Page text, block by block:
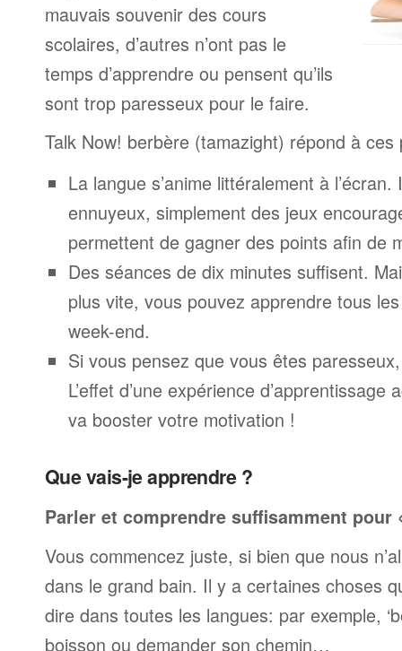
mauvais souvenir des cours
scolaires, d’autres n’ont pas le
temps d’apprendre ou pensent qu’ils
sont trop paresseux pour le faire.
Talk Now! berbère (tamazight) répond à ces
La langue s’anime littéralement à l’écran.
ennuyeux, simplement des jeux
permettent de gagner des points afin de
Des séances de dix minutes suffisent.
plus vite, vous pouvez apprendre tous
week-end.
Si vous pensez que vous êtes
L’effet d’une expérience
va booster votre motivation !
Que vais-je apprendre ?
Parler et comprendre suffisamment pour
Vous commencez juste, si bien que nous
dans le grand bain. Il y a certaines choses
dire dans toutes les langues: par exemple,
boisson ou demander son chemin…